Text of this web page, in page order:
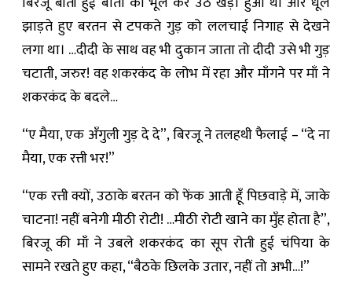
झाड़ते हुए बरतन से टपकते गुड़ को ललचाई निगाह से देखने
लगा था। …दीदी के साथ वह भी दुकान जाता तो दीदी उसे भी गुड़
चटाती, जरुर! वह शकरकंद के लोभ में रहा और माँगने पर माँ ने
शकरकंद के बदले…
“ए मैया, एक अँगुली गुड़ दे दे”, बिरजू ने तलहथी फैलाई – “दे ना
मैया, एक रत्ती भर!”
“एक रत्ती क्यों, उठाके बरतन को फेंक आती हूँ पिछवाड़े में, जाके
चाटना! नहीं बनेगी मीठी रोटी! …मीठी रोटी खाने का मुँह होता है”,
बिरजू की माँ ने उबले शकरकंद का सूप रोती हुई चंपिया के
सामने रखते हुए कहा, “बैठके छिलके उतार, नहीं तो अभी…!”